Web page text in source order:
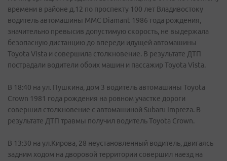
времени в районе д.12 по проспекту 100 лет Владивостоку
водитель автомашины ММС Diamant 1986 года рождения,
значительно превысив допустимую скорость, не выдержала
безопасную дистанцию до впереди идущей автомашины
Toyota Vista и совершила столкновение. В результате ДТП
пострадали водители обоих машин и пассажир Toyota Vista.
В 18:40 на ул. Пушкина, дом 3 водитель автомашины Toyota
Crown 1981 года рождения на ровном участке дороги
совершил столкновение с автомашиной Subaru Impreza. В
результате ДТП травмы получил водитель Toyota Crown.
В 13:30 на ул.Кирова, 28 неустановленный водитель, двигаясь
задним ходом на дворовой территории совершил наезд на